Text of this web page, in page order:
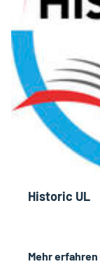
Historic UL
Mehr erfahren